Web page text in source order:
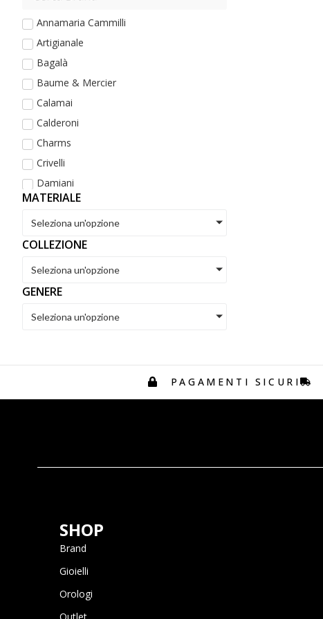
Annamaria Cammilli
Artigianale
Bagalà
Baume & Mercier
Calamai
Calderoni
Charms
Crivelli
Damiani
De Maria
Dezulian Gioielli
Dodo
Hirsch
Lj Roma 1962
Marco Bicego
Pesavento
Salvini
MATERIALE
Seleziona un'opzione
COLLEZIONE
Seleziona un'opzione
GENERE
Seleziona un'opzione
PAGAMENTI SICURI
SHOP
Brand
Gioielli
Orologi
Outlet